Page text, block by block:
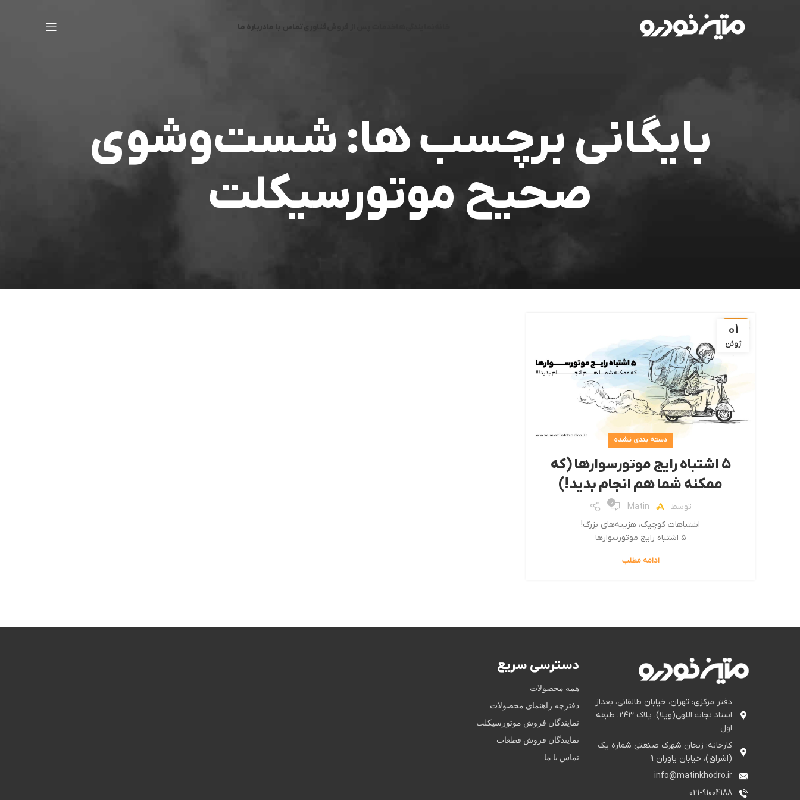
درباره ما
بایگانی برچسب ها: شست‌وشوی
صحیح موتورسیکلت
01
ژوئن
دسته بندی نشده
۵ اشتباه رایج موتورسوارها (که
ممکنه شما هم انجام بدید!)
توسط Matin
0
اشتباهات کوچیک، هزینه‌های بزرگ!
۵ اشتباه رایج موتورسوارها
ادامه مطلب
دفتر مرکزی: تهران، خیابان طالقانی، بعداز
استاد نجات اللهی(ویلا)، پلاک ۲۴۳، طبقه
اول
کارخانه: زنجان شهرک صنعتی شماره یک
(اشراق)، خیابان یاوران ۹
info@matinkhodro.ir
021-91004188
دسترسی سریع
همه محصولات
دفترچه راهنمای محصولات
نمایندگان فروش موتورسیکلت
نمایندگان فروش قطعات
تماس با ما